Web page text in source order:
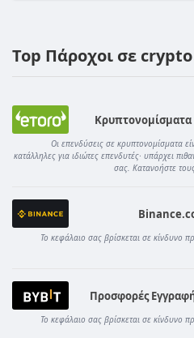
Top Πάροχοι σε
Οι επενδύσεις σε κρυπτονομίσματα
κατάλληλες για ιδιώτες επενδυτές· υπάρχει
σας. Κατανοήστε
Το κεφάλαιο σας βρίσκεται σε κίνδυνο
Προσφορές
Το κεφάλαιο σας βρίσκεται σε κίνδυνο